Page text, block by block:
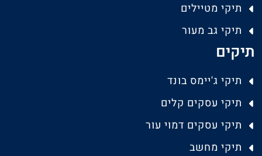
תיקי מטיילים
תיקי גב מעור
תיקים
תיקי ג'יימס בונד
תיקי עסקים קלים
תיקי עסקים דמוי עור
תיקי מחשב